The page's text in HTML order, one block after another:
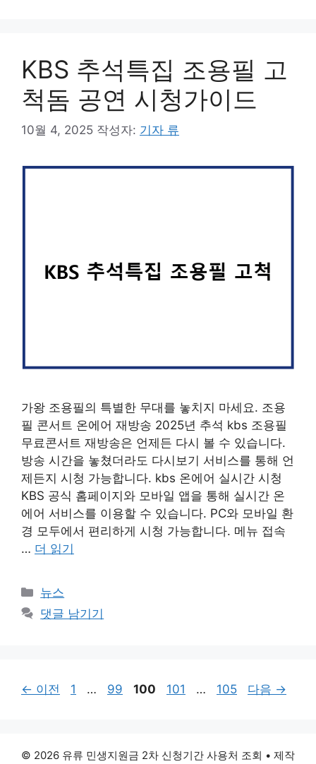
KBS 추석특집 조용필 고
척돔 공연 시청가이드
10월 4, 2025 작성자: 기자 류
가왕 조용필의 특별한 무대를 놓치지 마세요. 조용
필 콘서트 온에어 재방송 2025년 추석 kbs 조용필
무료콘서트 재방송은 언제든 다시 볼 수 있습니다.
방송 시간을 놓쳤더라도 다시보기 서비스를 통해 언
제든지 시청 가능합니다. kbs 온에어 실시간 시청
KBS 공식 홈페이지와 모바일 앱을 통해 실시간 온
에어 서비스를 이용할 수 있습니다. PC와 모바일 환
경 모두에서 편리하게 시청 가능합니다. 메뉴 접속
… 더 읽기
카
테
뉴스
댓글 남기기
← 이전
페
1 …
페
99
페
100
페
101 …
페
105 다음 →
© 2026 유류 민생지원금 2차 신청기간 사용처 조회 • 제작